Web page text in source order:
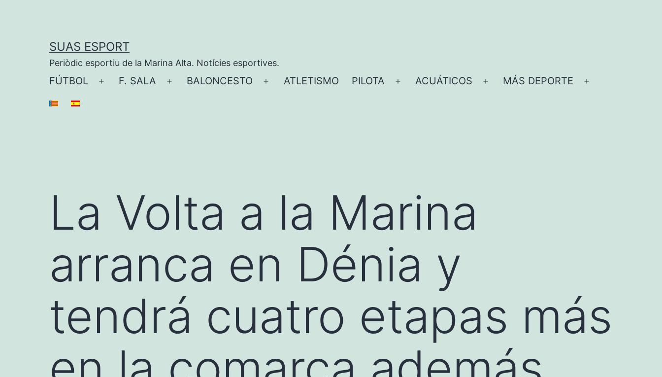
SUAS ESPORT
Periòdic esportiu de la Marina Alta. Notícies esportives.
FÚTBOL
Abrir
F. SALA
Abrir
BALONCESTO
Abrir
ATLETISMO PILOTA
Abrir
ACUÁTICOS
Abrir
MÁS DEPORTE
La Volta a la Marina
arranca en Dénia y
tendrá cuatro etapas más